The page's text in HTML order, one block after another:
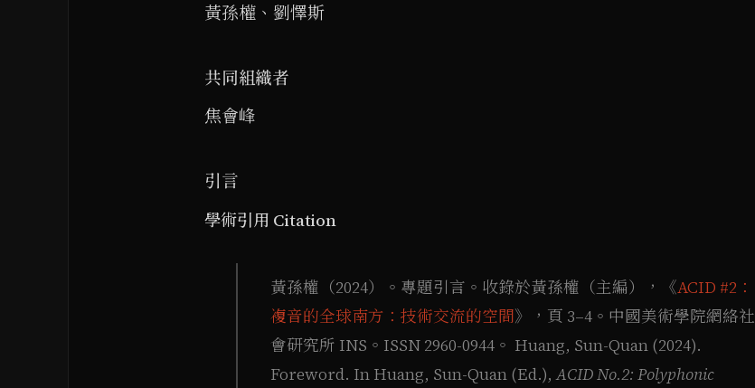
黃孫權、劉懌斯
共同組織者
焦會峰
引言
學術引用 Citation
黃孫權（2024）。專題引言。收錄於黃孫權（主編），《ACID #2：
複音的全球南方：技術交流的空間》，頁 3–4。中國美術學院網絡社
會研究所 INS。ISSN 2960-0944。 Huang, Sun-Quan (2024).
Foreword. In Huang, Sun-Quan (Ed.),ACID No.2: Polyphonic